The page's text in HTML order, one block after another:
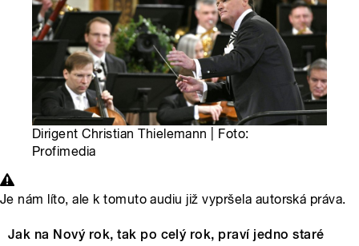
Dirigent Christian Thielemann | Foto:
Profimedia
Je nám líto, ale k tomuto audiu již vypršela autorská práva.
Jak na Nový rok, tak po celý rok, praví jedno staré